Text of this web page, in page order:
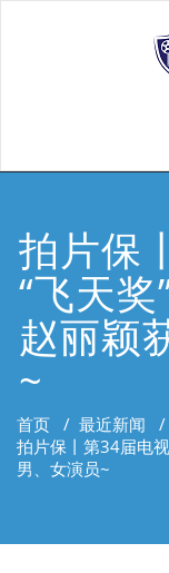
拍片保
“飞天奖
赵丽颖
~
首页 / 最近新闻 /
拍片保丨第34届电
男、女演员~